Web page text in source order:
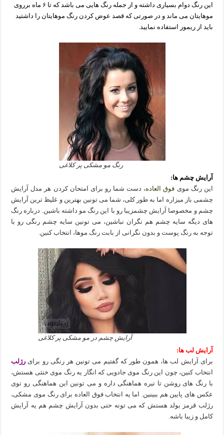
این رنگ دوام بسیاری داشته و از جمله رنگ هایی می باشد که تا ۶ ماه برروی
موهایتان می ماند و در صورتی که قصد عوض کردن رنگ موهایتان را داشتید
باید از ریمور استفاده نمایید.
رنگ مو مشکی پر کلاغی
آرایش چشم ها:
این رنگ موی فوق العاده، دست شما رو برای امتحان کردن هر مدل آرایش
چشمی باز میزاره اما به طور کلی، شما می تونین بهترین و غلیظ ترین آرایش
چشم و مخصوصا آرایش چشمزیبا رو با این رنگ مو داشته باشین. درباره رنگ
های دیگه سایه چشم هم نگران نباشین، می تونین سایه چشم رنگی رو با
توجه به رنگ پوست و بدون نگرانی از بابت رنگ موها، انتخاب کنین.
آرایش چشم در مو مشکی پر کلاغی
آرایش لب ها:
برای آرایش لب ها، همون طور که گفتیم می تونین هر رنگی رو برای رژلب
انتخاب کنین، چون این رنگ موی جادویی که انگار یه رنگ موی خنثی هستش،
با رنگ های روشن تا تیره هماهنگی داره و می تونین این هماهنگی رو توی
عکس های پایین هم ببینین. اما یه انتخاب فوق العاده برای رنگ موی مشکی،
رژلب قرمز بولد هستش که می تونه حتی بدون آرایش چشم هم یه آرایش
کامل و زیبا باشه.